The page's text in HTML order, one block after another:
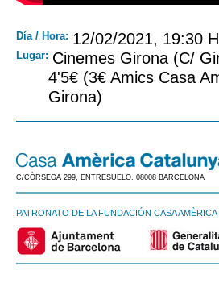
Día / Hora: 12/02/2021, 19:30 H
Lugar: Cinemes Girona (C/
4'5€ (3€ Amics Casa
Girona)
C/CÒRSEGA 299, ENTRESUELO. 08008 BARCELONA
PATRONATO DE LA FUNDACIÓN CASA AMÈRICA